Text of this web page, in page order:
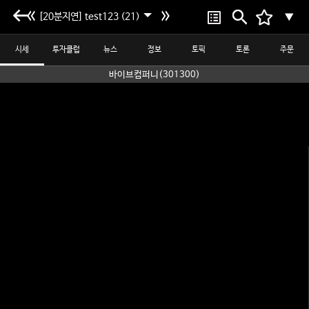
[20분지연] test123 (21) ▼
시세 투자클럽 뉴스 정보 토픽 토론 주문
바이브컴퍼니(301300)